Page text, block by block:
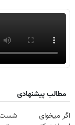
مطالب پیشنهادی
اگر میخوای
شست